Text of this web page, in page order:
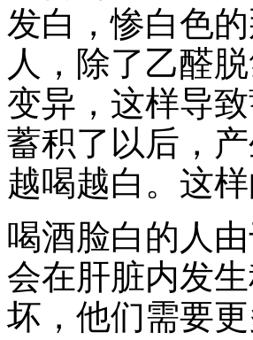
发白，惨白色
人，除了乙醛
变异，这样导
蓄积了以后，
越喝越白。这
喝酒脸白的人
会在肝脏内发
坏，他们需要